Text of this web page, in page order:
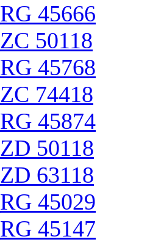
RG 45666
ZC 50118
RG 45768
ZC 74418
RG 45874
ZD 50118
ZD 63118
RG 45029
RG 45147